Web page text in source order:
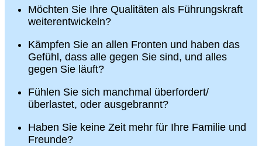
Möchten Sie Ihre Qualitäten als Führungskraft
weiterentwickeln?
Kämpfen Sie an allen Fronten und haben das
Gefühl, dass alle gegen Sie sind, und alles
gegen Sie läuft?
Fühlen Sie sich manchmal überfordert/
überlastet, oder ausgebrannt?
Haben Sie keine Zeit mehr für Ihre Familie und
Freunde?